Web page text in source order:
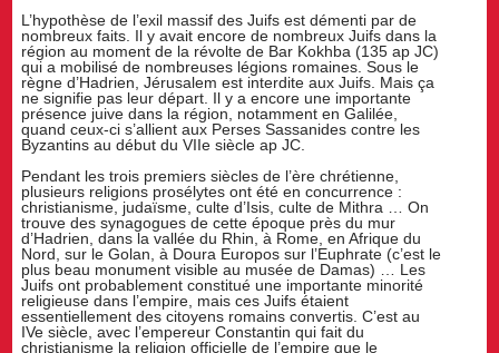
L’hypothèse de l’exil massif des Juifs est démenti par de
nombreux faits. Il y avait encore de nombreux Juifs dans la
région au moment de la révolte de Bar Kokhba (135 ap JC)
qui a mobilisé de nombreuses légions romaines. Sous le
règne d’Hadrien, Jérusalem est interdite aux Juifs. Mais ça
ne signifie pas leur départ. Il y a encore une importante
présence juive dans la région, notamment en Galilée,
quand ceux-ci s’allient aux Perses Sassanides contre les
Byzantins au début du VIIe siècle ap JC.
Pendant les trois premiers siècles de l’ère chrétienne,
plusieurs religions prosélytes ont été en concurrence :
christianisme, judaïsme, culte d’Isis, culte de Mithra … On
trouve des synagogues de cette époque près du mur
d’Hadrien, dans la vallée du Rhin, à Rome, en Afrique du
Nord, sur le Golan, à Doura Europos sur l’Euphrate (c’est le
plus beau monument visible au musée de Damas) … Les
Juifs ont probablement constitué une importante minorité
religieuse dans l’empire, mais ces Juifs étaient
essentiellement des citoyens romains convertis. C’est au
IVe siècle, avec l’empereur Constantin qui fait du
christianisme la religion officielle de l’empire que le